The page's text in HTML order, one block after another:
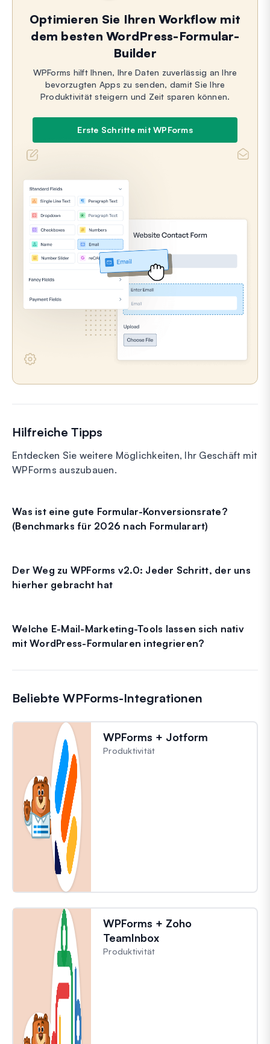
Optimieren Sie Ihren Workflow mit
dem besten WordPress-Formular-
Builder
WPForms hilft Ihnen, Ihre Daten zuverlässig an Ihre
bevorzugten Apps zu senden, damit Sie Ihre
Produktivität steigern und Zeit sparen können.
Erste Schritte mit WPForms
Hilfreiche Tipps
Entdecken Sie weitere Möglichkeiten, Ihr Geschäft mit
WPForms auszubauen.
Was ist eine gute Formular-Konversionsrate?
(Benchmarks für 2026 nach Formularart)
Der Weg zu WPForms v2.0: Jeder Schritt, der uns
hierher gebracht hat
Welche E-Mail-Marketing-Tools lassen sich nativ
mit WordPress-Formularen integrieren?
Beliebte WPForms-Integrationen
WPForms + Jotform
Produktivität
WPForms + Zoho
TeamInbox
Produktivität